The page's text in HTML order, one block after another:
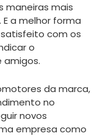
maneiras mais
a melhor forma
com os
o
amigos.
da marca,
no
novos
empresa como